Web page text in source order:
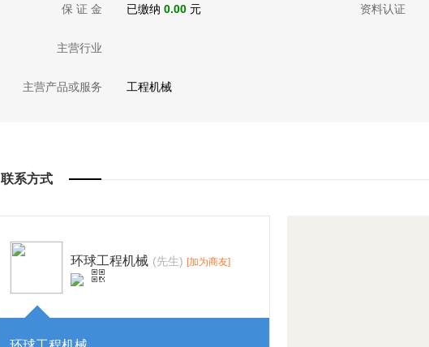
保 证 金 已缴纳 0.00 元 资料认证
主营行业
主营产品或服务 工程机械
联系方式
环球工程机械 (先生) [加为商友]